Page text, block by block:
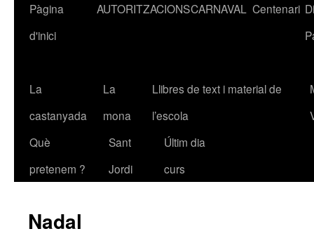
Vés
Pàgina
d'inici
AUTORITZACIONSCARNAVAL Centenari
La
castanyada
La
mona
Llibres de text i material de
l’escola
Què
pretenem ?
Sant
Jordi
Últim dia
curs
Nadal